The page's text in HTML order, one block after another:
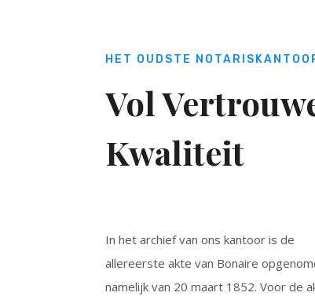
HET OUDSTE
Vol
Kwaliteit
In het archief van ons kantoor is de
allereerste akte van Bonaire
namelijk van 20 maart 1852. Voor de